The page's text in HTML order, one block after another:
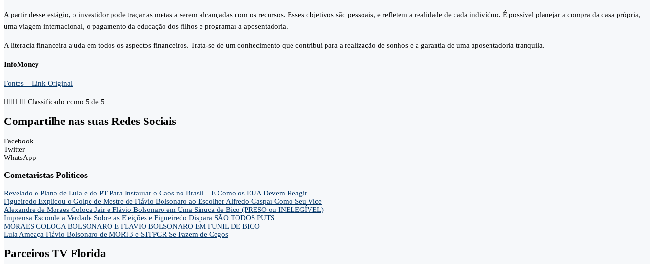
A partir desse estágio, o investidor pode traçar as metas a serem alcançadas com os recursos. Esses objetivos são pessoais, e refletem a realidade de cada indivíduo. É possível planejar a compra da casa própria,
uma viagem internacional, o pagamento da educação dos filhos e programar a aposentadoria.
A literacia financeira ajuda em todos os aspectos financeiros. Trata-se de um conhecimento que contribui para a realização de sonhos e a garantia de uma aposentadoria tranquila.
InfoMoney
Fontes – Link Original
     Classificado como 5 de 5
Compartilhe nas suas Redes Sociais
Facebook
Twitter
WhatsApp
Cometaristas Politicos
Revelado o Plano de Lula e do PT Para Instaurar o Caos no Brasil – E Como os EUA Devem Reagir
Figueiredo Explicou o Golpe de Mestre de Flávio Bolsonaro ao Escolher Alfredo Gaspar Como Seu Vice
Alexandre de Moraes Coloca Jair e Flávio Bolsonaro em Uma Sinuca de Bico (PRESO ou INELEGÍVEL)
Imprensa Esconde a Verdade Sobre as Eleições e Figueiredo Dispara SÃO TODOS PUTS
MORAES COLOCA BOLSONARO E FLAVIO BOLSONARO EM FUNIL DE BICO
Lula Ameaça Flávio Bolsonaro de MORT3 e STFPGR Se Fazem de Cegos
Parceiros TV Florida